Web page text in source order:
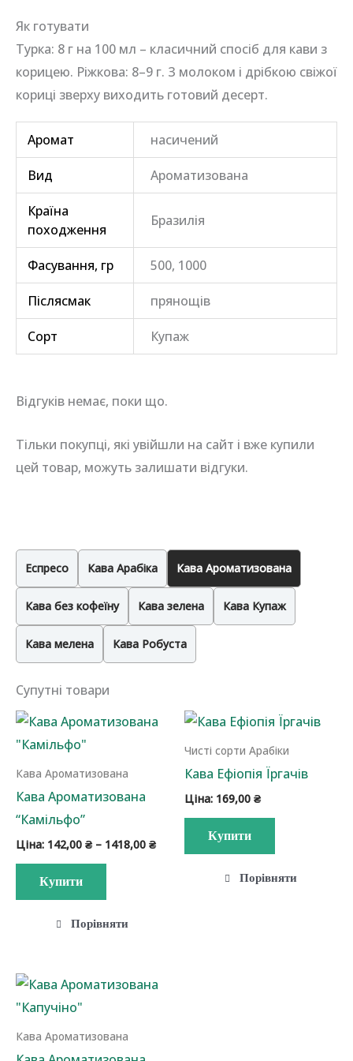
Як готувати
Турка: 8 г на 100 мл – класичний спосіб для кави з
корицею. Ріжкова: 8–9 г. З молоком і дрібкою свіжої
кориці зверху виходить готовий десерт.
Аромат насичений
Вид Ароматизована
Країна
походження
Бразилія
Фасування, гр 500, 1000
Післясмак прянощів
Сорт Купаж
Відгуків немає, поки що.
Тільки покупці, які увійшли на сайт і вже купили
цей товар, можуть залишати відгуки.
Еспресо Кава Арабіка Кава Ароматизована
Кава без кофеїну Кава зелена Кава Купаж
Кава мелена Кава Робуста
Супутні товари
Кава Ароматизована
Кава Ароматизована
“Камільфо”
Ціна: 142,00 ₴ – 1418,00 ₴Діапазон
Купити
Цей
Параметри
Порівняти
Чисті сорти Арабіки
Кава Ефіопія Їргачів
Ціна: 169,00 ₴
Купити
Порівняти
Кава Ароматизована